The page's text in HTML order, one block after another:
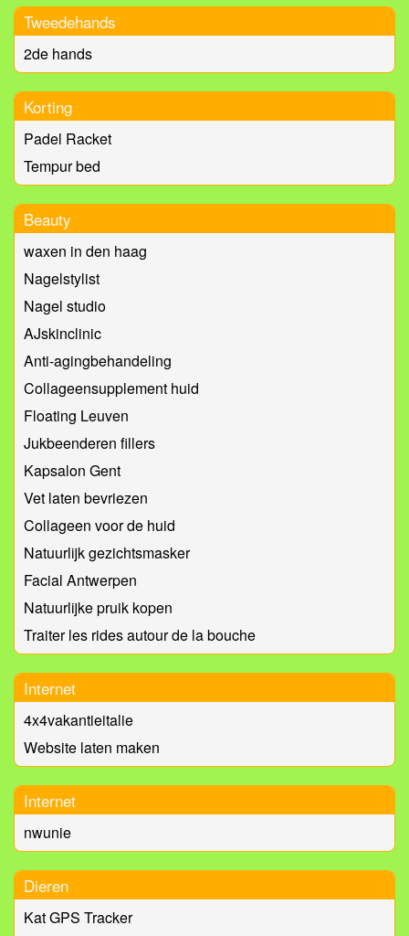
Tweedehands
2de hands
Korting
Padel Racket
Tempur bed
Beauty
waxen in den haag
Nagelstylist
Nagel studio
AJskinclinic
Anti-agingbehandeling
Collageensupplement huid
Floating Leuven
Jukbeenderen fillers
Kapsalon Gent
Vet laten bevriezen
Collageen voor de huid
Natuurlijk gezichtsmasker
Facial Antwerpen
Natuurlijke pruik kopen
Traiter les rides autour de la bouche
Internet
4x4vakantieitalie
Website laten maken
Internet
nwunie
Dieren
Kat GPS Tracker